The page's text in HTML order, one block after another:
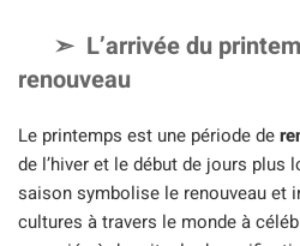
L’arrivée du
renouveau
Le printemps est une période de
de l’hiver et le début de jours plus
saison symbolise le renouveau et
cultures à travers le monde à